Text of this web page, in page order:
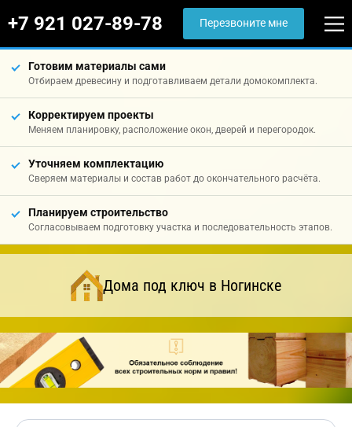
+7 921 027-89-78 Перезвоните мне
Готовим материалы сами
Отбираем древесину и подготавливаем детали домокомплекта.
Корректируем проекты
Меняем планировку, расположение окон, дверей и перегородок.
Уточняем комплектацию
Сверяем материалы и состав работ до окончательного расчёта.
Планируем строительство
Согласовываем подготовку участка и последовательность этапов.
Дома под ключ в Ногинске